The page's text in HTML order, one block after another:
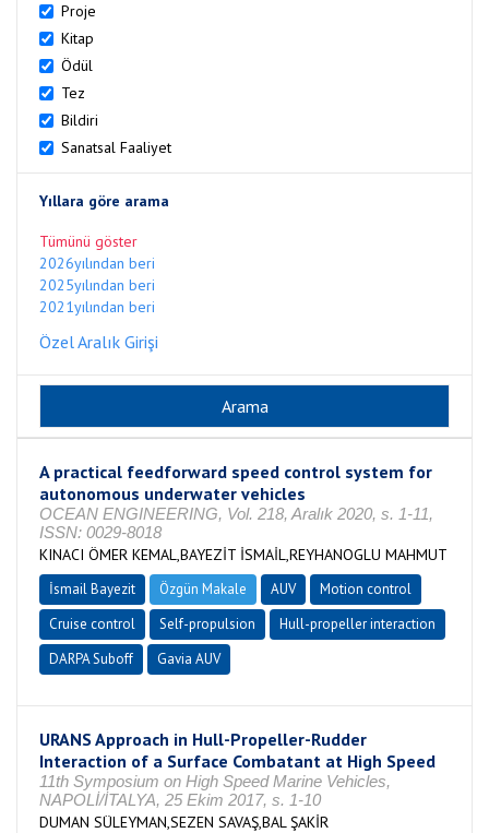
Proje
Kitap
Ödül
Tez
Bildiri
Sanatsal Faaliyet
Yıllara göre arama
Tümünü göster
2026yılından beri
2025yılından beri
2021yılından beri
Özel Aralık Girişi
A practical feedforward speed control system for
autonomous underwater vehicles
OCEAN ENGINEERING, Vol. 218, Aralık 2020, s. 1-11,
ISSN: 0029-8018
KINACI ÖMER KEMAL,BAYEZİT İSMAİL,REYHANOGLU MAHMUT
İsmail Bayezit Özgün Makale AUV
Motion control
Cruise control
Self-propulsion
Hull-propeller interaction
DARPA Suboff
Gavia AUV
URANS Approach in Hull-Propeller-Rudder
Interaction of a Surface Combatant at High Speed
11th Symposium on High Speed Marine Vehicles,
NAPOLİ/İTALYA, 25 Ekim 2017, s. 1-10
DUMAN SÜLEYMAN,SEZEN SAVAŞ,BAL ŞAKİR